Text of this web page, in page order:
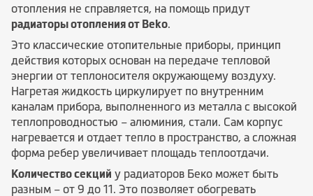
отопления не справляется, на помощь придут
радиаторы отопления от Beko.
Это классические отопительные приборы, принцип
действия которых основан на передаче тепловой
энергии от теплоносителя окружающему воздуху.
Нагретая жидкость циркулирует по внутренним
каналам прибора, выполненного из металла с высокой
теплопроводностью – алюминия, стали. Сам корпус
нагревается и отдает тепло в пространство, а сложная
форма ребер увеличивает площадь теплоотдачи.
Количество секций у радиаторов Беко может быть
разным – от 9 до 11. Это позволяет обогревать